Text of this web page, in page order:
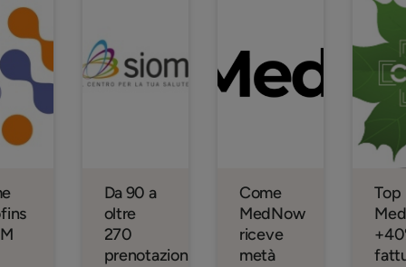
Da 90 a
oltre
270
prenotazioni
Come
MedNow
riceve
metà
Top